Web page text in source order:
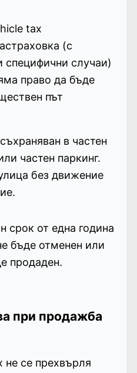
tax
(с
специфични случаи)
право да бъде
път
в частен
частен паркинг.
без движение
срок от една година
бъде отменен или
продаден.
при продажба
не се прехвърля